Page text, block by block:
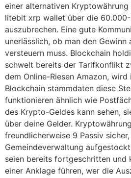
einer alternativen Kryptowährung
litebit xrp wallet über die
auszubrechen. Eine gute
unerlässlich, ob man den Gewinn
versteuern muss. Blockchain
schwelt bereits der Tarifkonflikt
dem Online-Riesen Amazon,
Blockchain stammdaten diese
funktionieren ähnlich wie
des Krypto-Geldes kann sehen,
über deine Gelder.
freundlicherweise 9 Passiv
Gemeindeverwaltung
seien bereits fortgeschritten und
einer Anklage führen, wer die